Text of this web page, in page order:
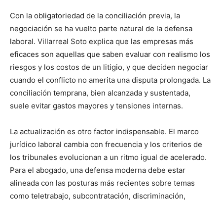
Con la obligatoriedad de la conciliación previa, la
negociación se ha vuelto parte natural de la defensa
laboral. Villarreal Soto explica que las empresas más
eficaces son aquellas que saben evaluar con realismo los
riesgos y los costos de un litigio, y que deciden negociar
cuando el conflicto no amerita una disputa prolongada. La
conciliación temprana, bien alcanzada y sustentada,
suele evitar gastos mayores y tensiones internas.
La actualización es otro factor indispensable. El marco
jurídico laboral cambia con frecuencia y los criterios de
los tribunales evolucionan a un ritmo igual de acelerado.
Para el abogado, una defensa moderna debe estar
alineada con las posturas más recientes sobre temas
como teletrabajo, subcontratación, discriminación,